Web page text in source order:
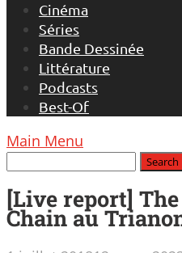
Cinéma
Séries
Bande Dessinée
Littérature
Podcasts
Best-Of
Main Menu
[Live report]
Chain au